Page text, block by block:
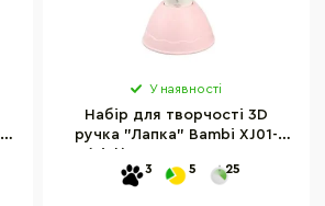
У наявності
Набір для творчості 3D
ручка "Лапка" Bambi XJ01-
3 5 25